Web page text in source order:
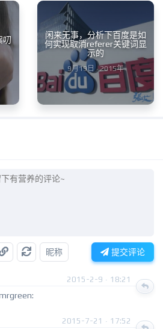
叨
闲来无事，分析下百度是如
何实现取消referer关键词显
示的
9月19日 · 2015年
昵称 提交评论
2015-2-9 · 18:21
2015-7-21 · 17:52